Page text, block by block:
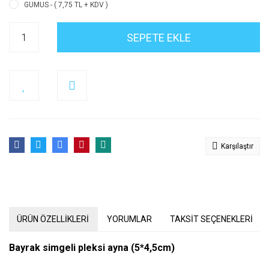
GUMUS - ( 7,75 TL + KDV )
SEPETE EKLE
Karşılaştır
ÜRÜN ÖZELLİKLERİ YORUMLAR TAKSİT SEÇENEKLERİ
Bayrak simgeli pleksi ayna (5*4,5cm)